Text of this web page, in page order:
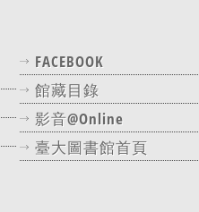
FACEBOOK
館藏目錄
影音@Online
臺大圖書館首頁